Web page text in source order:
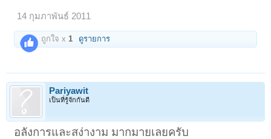
14 กุมภาพันธ์ 2011
ถูกใจ x1 ดูรายการ
Pariyawit
เป็นที่รู้จักกันดี
อลังการและสง่างาม มากมายเลยครับ